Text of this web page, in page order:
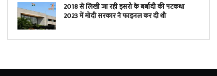
2018 से लिखी जा रही इसरो के बर्बादी की पटकथा
2023 में मोदी सरकार ने फाइनल कर दी थी